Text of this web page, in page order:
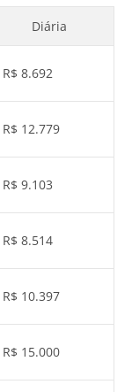
Diária
R$ 8.692
R$ 12.779
R$ 9.103
R$ 8.514
R$ 10.397
R$ 15.000